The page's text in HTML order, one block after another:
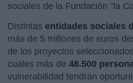
sociales de la Fundación ”la
Distintas entidades sociales
más de 5 millones de euros
de los proyectos
cuales más de 48.500
vulnerabilidad tendrán